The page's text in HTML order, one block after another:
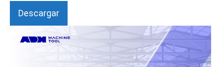
Descargar